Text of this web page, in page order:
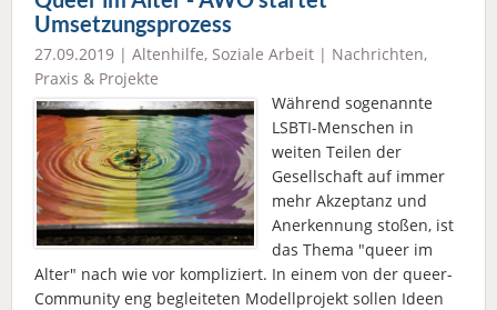
Umsetzungsprozess
27.09.2019 | Altenhilfe, Soziale Arbeit | Nachrichten,
Praxis & Projekte
Während sogenannte
LSBTI-Menschen in
weiten Teilen der
Gesellschaft auf immer
mehr Akzeptanz und
Anerkennung stoßen, ist
das Thema "queer im
Alter" nach wie vor kompliziert. In einem von der queer-
Community eng begleiteten Modellprojekt sollen Ideen